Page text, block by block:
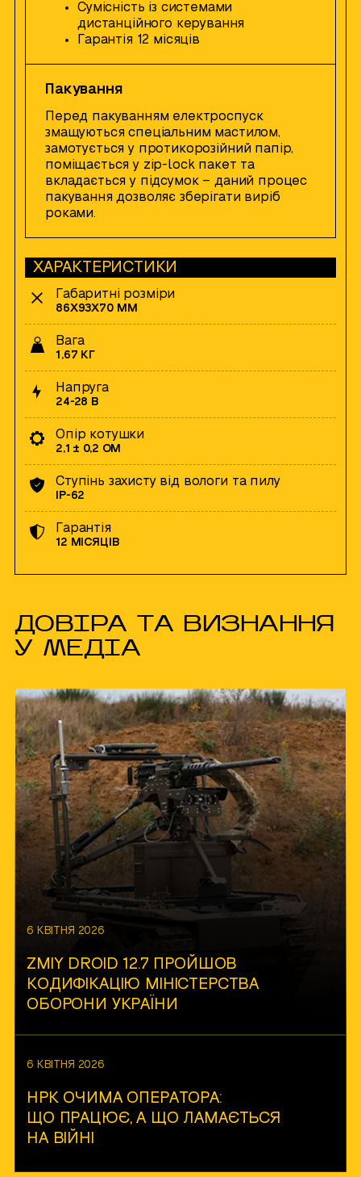
Сумісність із системами
дистанційного керування
Гарантія 12 місяців
Пакування
Перед пакуванням електроспуск
змащуються спеціальним мастилом,
замотується у протикорозійний папір,
поміщається у zip-lock пакет та
вкладається у підсумок – даний процес
пакування дозволяє зберігати виріб
роками.
ХАРАКТЕРИСТИКИ
Габаритні розміри
86Х93Х70 ММ
Вага
1,67 КГ
Напруга
24-28 В
Опір котушки
2,1 ± 0,2 ОМ
Ступінь захисту від вологи та пилу
ІР-62
Гарантія
12 МІСЯЦІВ
ДОВІРА ТА ВИЗНАННЯ
У МЕДІА
6 КВІТНЯ 2026
ZMIY DROID 12.7 ПРОЙШОВ
КОДИФІКАЦІЮ МІНІСТЕРСТВА
ОБОРОНИ УКРАЇНИ
6 КВІТНЯ 2026
НРК ОЧИМА ОПЕРАТОРА:
ЩО ПРАЦЮЄ, А ЩО ЛАМАЄТЬСЯ
НА ВІЙНІ